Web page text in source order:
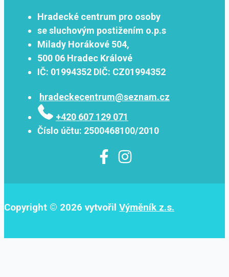
Hradecké centrum pro osoby
se sluchovým postižením o.p.s
Milady Horákové 504,
500 06 Hradec Králové
IČ: 01994352 DIČ: CZ01994352
hradeckecentrum@seznam.cz
+420 607 129 071
Číslo účtu: 2500468100/2010
Copyright © 2026 vytvořil Výměník z.s.